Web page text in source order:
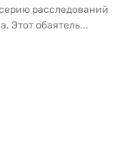
расследований
Этот обаятель...